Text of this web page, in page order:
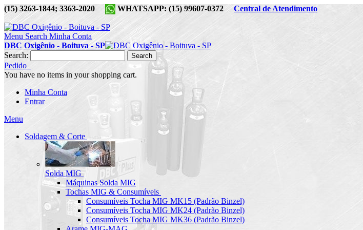
(15) 3263-1844; 3363-2020 WHATSAPP: (15) 99607-0372 Central de Atendimento
Menu Search Minha Conta
DBC Oxigênio - Boituva - SP
Search:
Search
Pedido
You have no items in your shopping cart.
Minha Conta
Entrar
Menu
Soldagem & Corte
Solda MIG
Máquinas Solda MIG
Tochas MIG & Consumíveis
Consumíveis Tocha MIG MK15 (Padrão Binzel)
Consumíveis Tocha MIG MK24 (Padrão Binzel)
Consumíveis Tocha MIG MK36 (Padrão Binzel)